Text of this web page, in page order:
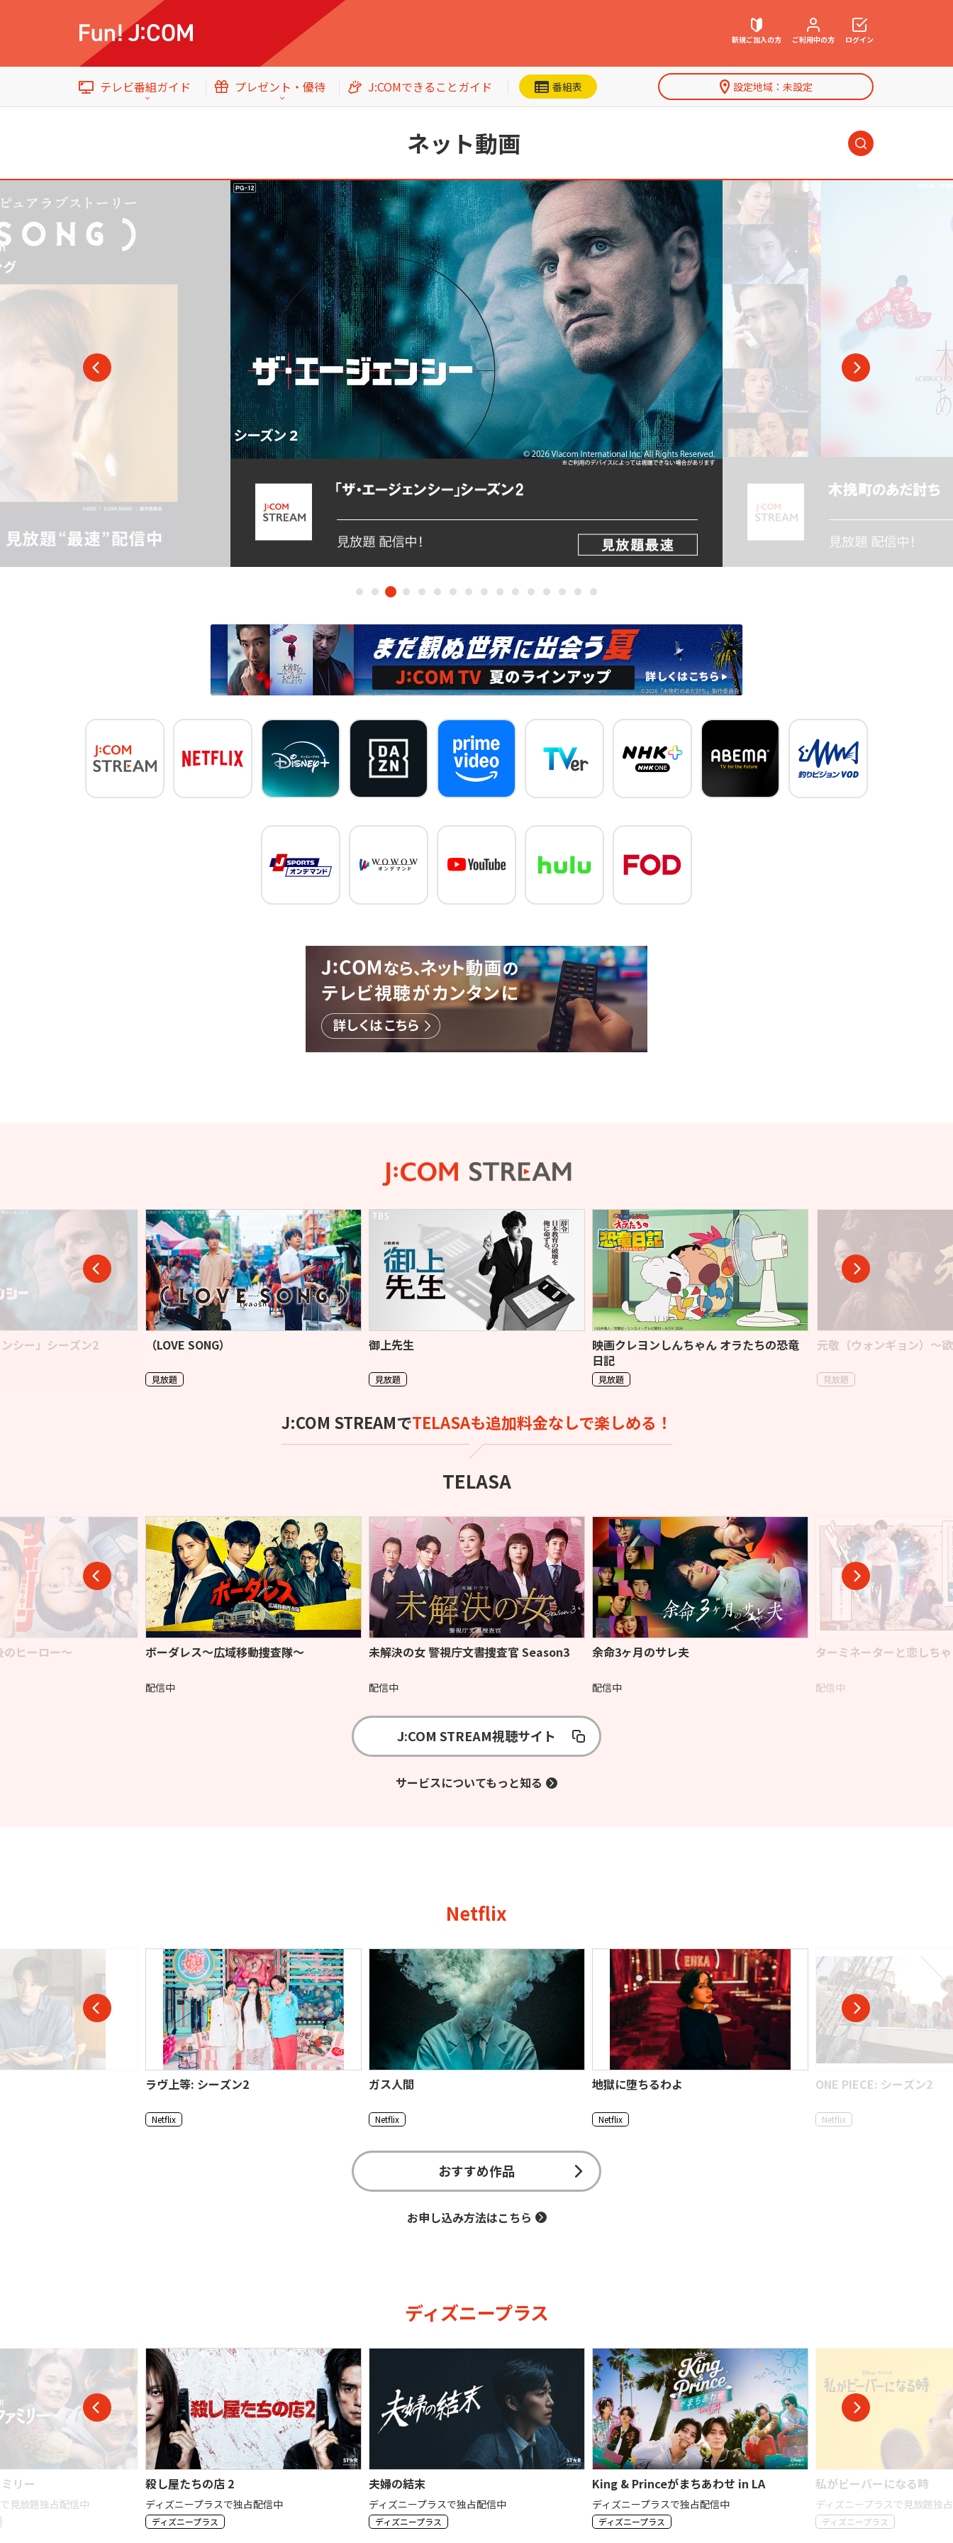
新規ご加入の方 ご利用中の方
ウェブメール マガジン
ログイン
テレビ番組ガイド プレゼント・優待 J:COMできることガイド 番組表 設定地域： 未設定
テレビ番組ガイド CS番組一覧 ネット動画 特集一覧
番組ジャンル
邦画 海外ドラマ 国内ドラマ アジアドラマ
スポーツ
イベント・プレゼント 加入者優待
ネット動画
今日・明日の 番組 洋画 邦画 海外ドラマ
アジアドラマ スポーツ アニメ・キッズ
エンタメ・バラエティ ドキュメンタリー・ホビー ネット動画
シー」シーズン2 （LOVE SONG）
見放題
御上先生
見放題
映画クレヨンしんちゃん オラたちの恐竜
日記
見放題
元敬（ウォンギョン）～
見放題
J:COM STREAMでTELASAも追加料金なしで楽しめる！
TELASA
ヒーロー～ ボーダレス～広域移動捜査隊～
配信中
未解決の女 警視庁文書捜査官 Season3
配信中
余命3ヶ月のサレ夫
配信中
ターミネーターと恋しち
配信中
J:COM STREAM視聴サイト
サービスについてもっと知る
Netflix
ラヴ上等: シーズン2
Netflix
ガス人間
Netflix
地獄に堕ちるわよ
Netflix
ONE PIECE: シーズン2
Netflix
おすすめ作品
お申し込み方法はこちら
ディズニープラス
リー
見放題独占配信中
殺し屋たちの店 2
ディズニープラスで独占配信中
ディズニープラス
夫婦の結末
ディズニープラスで独占配信中
ディズニープラス
King & Princeがまちあわせ in LA
ディズニープラスで独占配信中
ディズニープラス
私がビーバーになる時
ディズニープラスで見放題独
ディズニープラス